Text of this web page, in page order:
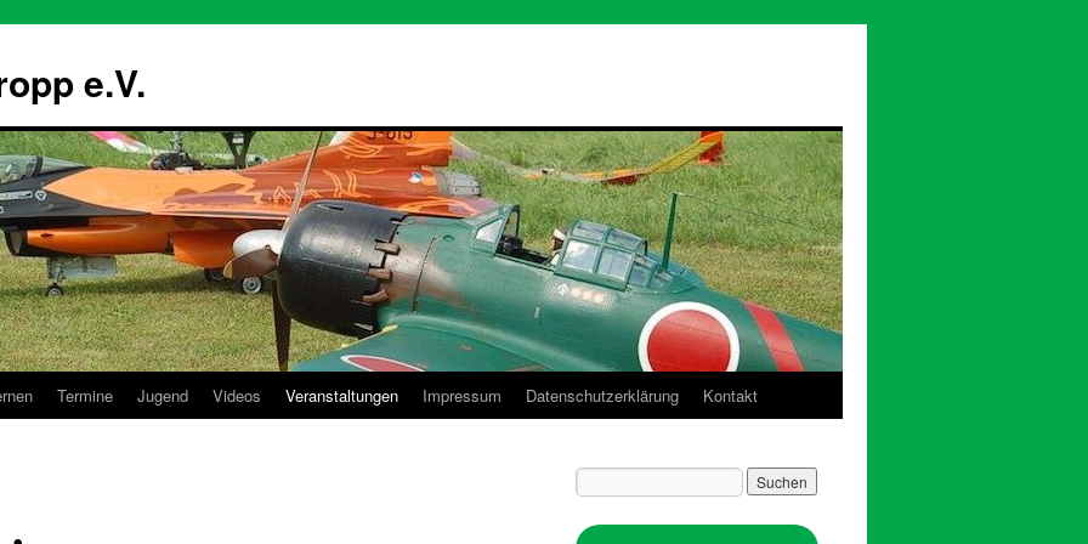
e.V.
Termine Jugend Videos Veranstaltungen Impressum Datenschutzerklärung Kontakt